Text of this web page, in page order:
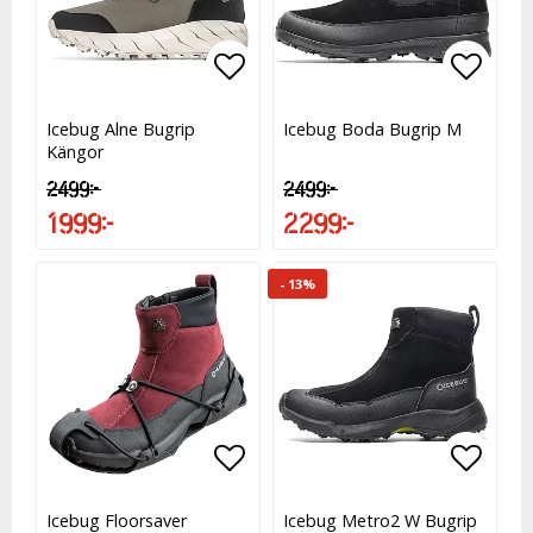
Lägg till i favoritlistan
Lägg till i favoritlistan
Icebug Alne Bugrip
Kängor
2 499 kr
1 999 kr
Icebug Boda Bugrip M
2 499 kr
2 299 kr
Lägg till i favoritlistan
Icebug Floorsaver
- 13%
Icebug Metro2 W Bugrip